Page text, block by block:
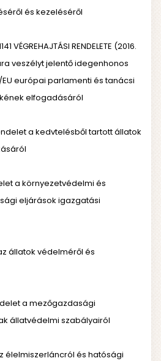
és kezeléséről
VÉGREHAJTÁSI RENDELETE (2016.
veszélyt jelentő idegenhonos
EU európai parlamenti és tanácsi
elfogadásáról
a kedvtelésből tartott állatok
a környezetvédelmi és
eljárások igazgatási
állatok védelméről és
a mezőgazdasági
állatvédelmi szabályairól
élelmiszerláncról és hatósági